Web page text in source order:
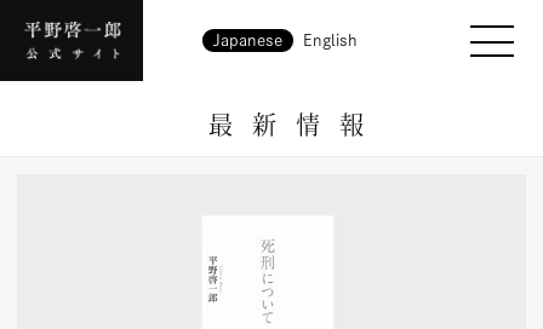
Japanese English
最新情報